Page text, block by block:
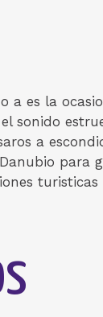
a es la
sonido
a
para